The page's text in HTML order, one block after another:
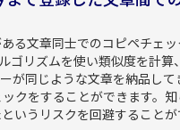
る文章同士でのコピペチェ
ゴリズムを使い類似度を計算
が同じような文章を納品して
クをすることができます。
いうリスクを回避することが